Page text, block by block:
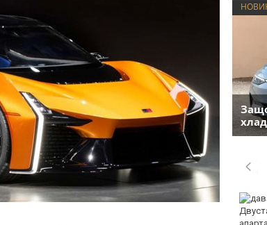
Двоен ръст на чревните